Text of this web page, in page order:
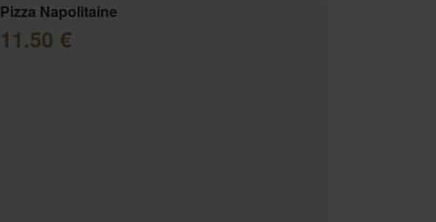
Pizza Napolitaine
11.50 €